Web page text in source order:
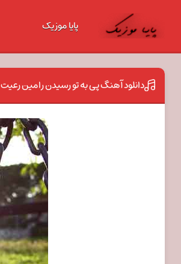
پایا موزیک
دانلود آهنگ پی به تو رسیدن رامین رعیت